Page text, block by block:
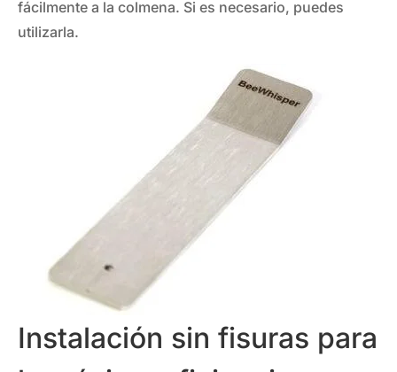
fácilmente a la colmena. Si es necesario, puedes
utilizarla.
Instalación sin fisuras para